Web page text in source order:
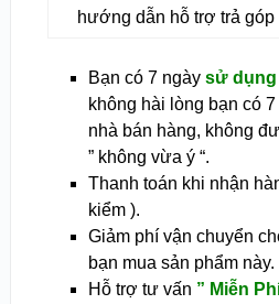
hướng dẫn hỗ trợ trả góp
Bạn có 7 ngày sử
không hài lòng bạn có
nhà bán hàng, không
” không vừa ý “.
Thanh toán khi nhận
kiểm ).
Giảm phí vận chuyển
bạn mua sản phẩm này.
Hỗ trợ tư vấn ” Miễn